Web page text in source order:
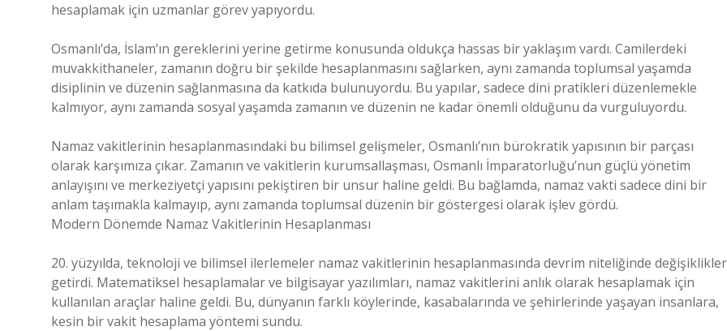
hesaplamak için uzmanlar görev yapıyordu.
Osmanlı’da, İslam’ın gereklerini yerine getirme konusunda oldukça hassas bir yaklaşım vardı. Camilerdeki
muvakkithaneler, zamanın doğru bir şekilde hesaplanmasını sağlarken, aynı zamanda toplumsal yaşamda
disiplinin ve düzenin sağlanmasına da katkıda bulunuyordu. Bu yapılar, sadece dini pratikleri düzenlemekle
kalmıyor, aynı zamanda sosyal yaşamda zamanın ve düzenin ne kadar önemli olduğunu da vurguluyordu.
Namaz vakitlerinin hesaplanmasındaki bu bilimsel gelişmeler, Osmanlı’nın bürokratik yapısının bir parçası
olarak karşımıza çıkar. Zamanın ve vakitlerin kurumsallaşması, Osmanlı İmparatorluğu’nun güçlü yönetim
anlayışını ve merkeziyetçi yapısını pekiştiren bir unsur haline geldi. Bu bağlamda, namaz vakti sadece dini bir
anlam taşımakla kalmayıp, aynı zamanda toplumsal düzenin bir göstergesi olarak işlev gördü.
Modern Dönemde Namaz Vakitlerinin Hesaplanması
20. yüzyılda, teknoloji ve bilimsel ilerlemeler namaz vakitlerinin hesaplanmasında devrim niteliğinde değişiklikler
getirdi. Matematiksel hesaplamalar ve bilgisayar yazılımları, namaz vakitlerini anlık olarak hesaplamak için
kullanılan araçlar haline geldi. Bu, dünyanın farklı köylerinde, kasabalarında ve şehirlerinde yaşayan insanlara,
kesin bir vakit hesaplama yöntemi sundu.